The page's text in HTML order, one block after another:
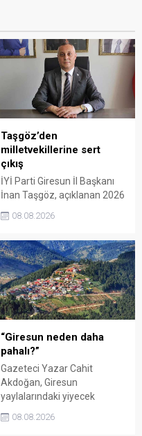
Taşgöz’den
milletvekillerine sert
çıkış
İYİ Parti Giresun İl Başkanı
İnan Taşgöz, açıklanan 2026
üzerinden iktidar
eleştirdi. Taşgöz, üreticinin
emeğinin karşılığını
alamadığını savunarak,
Giresun milletvekillerini
sessiz kalmakla suçladı.
08.08.2026
“Giresun neden daha
pahalı?”
Gazeteci Yazar Cahit
Akdoğan, Giresun
yaylalarındaki yiyecek
belirgin biçimde yüksek
08.08.2026